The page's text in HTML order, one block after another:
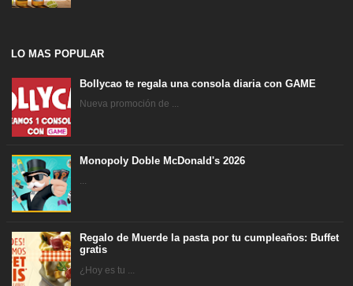
LO MAS POPULAR
Bollycao te regala una consola diaria con GAME
Nueva promoción de ...
Monopoly Doble McDonald's 2026
...
Regalo de Muerde la pasta por tu cumpleaños: Buffet
gratis
¿Hoy es tu ...